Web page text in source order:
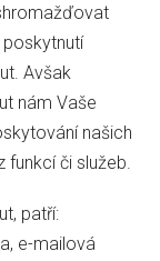
Avšak
nám Vaše
našich
či služeb.
patří:
e-mailová